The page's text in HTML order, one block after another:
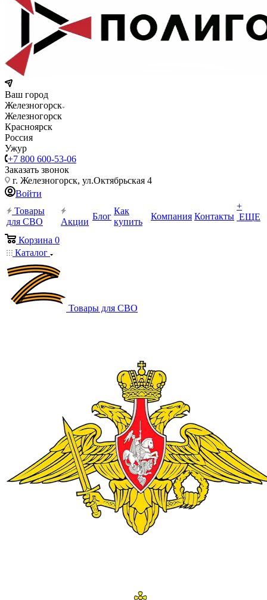
Ваш город
Железногорск
Железногорск
Красноярск
Россия
Ужур
+7 800 600-53-06
Заказать звонок
г. Железногорск, ул.Октябрьская 4
Войти
Товары
для СВО
Акции
Блог
Как
купить
Компания Контакты
+
ЕЩЕ
Корзина 0
Каталог
Товары для СВО